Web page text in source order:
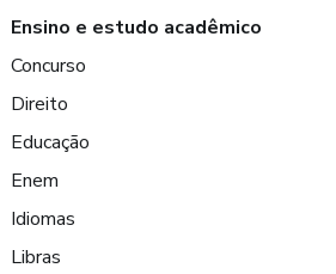
Ensino e estudo acadêmico
Concurso
Direito
Educação
Enem
Idiomas
Libras